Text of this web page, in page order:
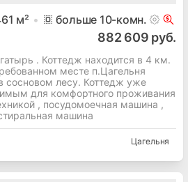
м² больше 10-комн.
882 609 руб.
. Коттедж находится в 4 км.
месте п.Цагельня
сосновом лесу. Коттедж уже
для комфортного проживания
, посудомоечная машина ,
машина
Цагельня